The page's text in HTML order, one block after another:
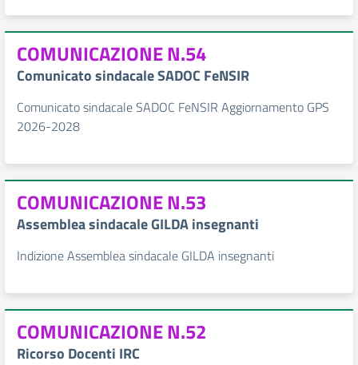
COMUNICAZIONE N.54
Comunicato sindacale SADOC FeNSIR
Comunicato sindacale SADOC FeNSIR Aggiornamento GPS
2026-2028
COMUNICAZIONE N.53
Assemblea sindacale GILDA insegnanti
Indizione Assemblea sindacale GILDA insegnanti
COMUNICAZIONE N.52
Ricorso Docenti IRC